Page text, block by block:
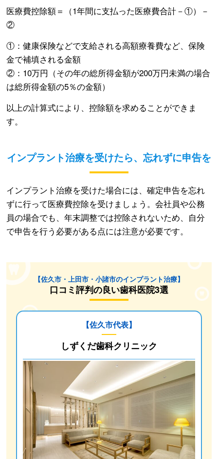
医療費控除額＝（1年間に支払った医療費合計－①）－
②
①：健康保険などで支給される高額療養費など、保険
金で補填される金額
②：10万円（その年の総所得金額が200万円未満の場合
は総所得金額の5％の金額）
以上の計算式により、控除額を求めることができま
す。
インプラント治療を受けたら、忘れずに申告を
インプラント治療を受けた場合には、確定申告を忘れ
ずに行って医療費控除を受けましょう。会社員や公務
員の場合でも、年末調整では控除されないため、自分
で申告を行う必要がある点には注意が必要です。
【佐久市・上田市・小諸市のインプラント治療】
口コミ評判の良い歯科医院3選
【佐久市代表】
しずくだ歯科クリニック